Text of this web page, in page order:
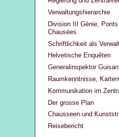
Verwaltungshierarchie
Division III Génie,
Chausées
Schriftlichkeit als
Helvetische Enquêten
Generalinspektor Guisan
Raumkenntnisse,
Kommunikation im
Der grosse Plan
Chausseen und
Reisebericht